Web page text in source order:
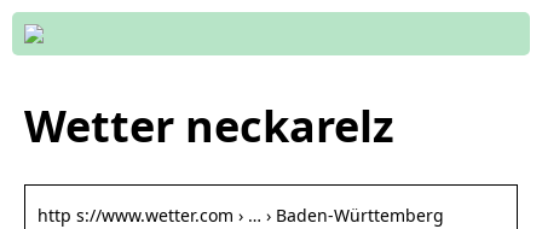
Wetter neckarelz
http s://www.wetter.com › … › Baden-Württemberg